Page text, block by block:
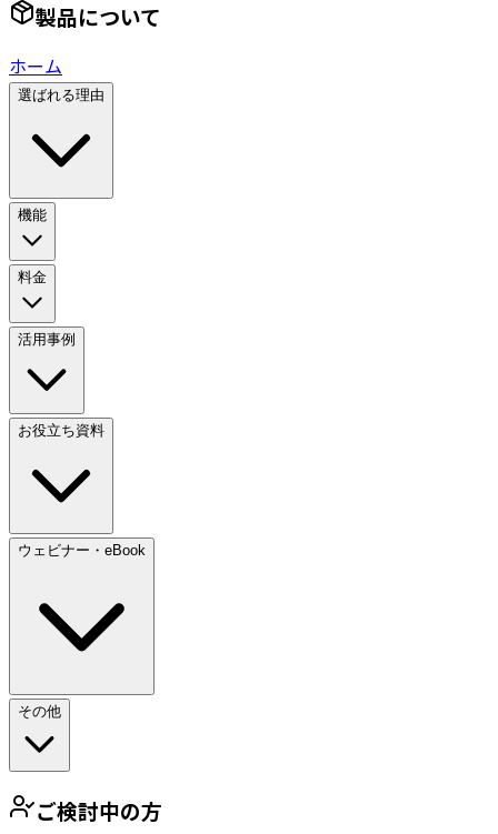
製品について
ホーム
選ばれる理由
機能
料金
活用事例
お役立ち資料
ウェビナー・eBook
その他
ご検討中の方